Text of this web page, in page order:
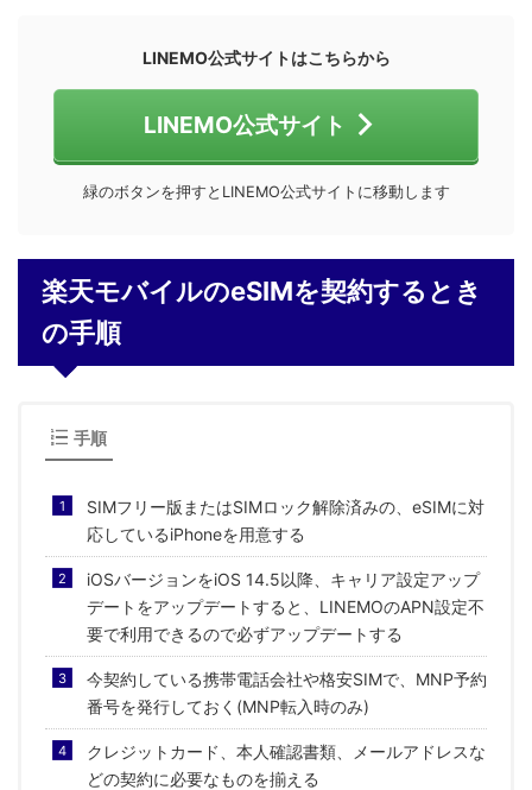
LINEMO公式サイトはこちらから
LINEMO公式サイト
緑のボタンを押すとLINEMO公式サイトに移動します
楽天モバイルのeSIMを契約するとき
の手順
手順
SIMフリー版またはSIMロック解除済みの、eSIMに対
応しているiPhoneを用意する
iOSバージョンをiOS 14.5以降、キャリア設定アップ
デートをアップデートすると、LINEMOのAPN設定不
要で利用できるので必ずアップデートする
今契約している携帯電話会社や格安SIMで、MNP予約
番号を発行しておく(MNP転入時のみ)
クレジットカード、本人確認書類、メールアドレスな
どの契約に必要なものを揃える